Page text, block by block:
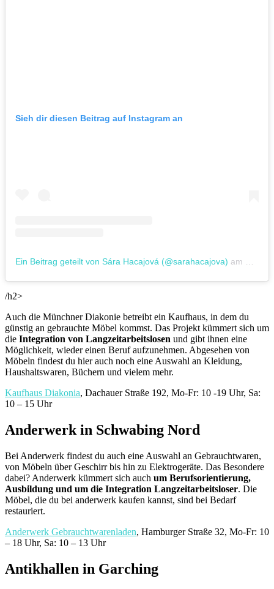
Sieh dir diesen Beitrag auf Instagram an
Ein Beitrag geteilt von Sára Hacajová (@sarahacajova) am Feb
/h2>
Auch die Münchner Diakonie betreibt ein Kaufhaus, in dem du
günstig an gebrauchte Möbel kommst. Das Projekt kümmert sich um
die Integration von Langzeitarbeitslosen und gibt ihnen eine
Möglichkeit, wieder einen Beruf aufzunehmen. Abgesehen von
Möbeln findest du hier auch noch eine Auswahl an Kleidung,
Haushaltswaren, Büchern und vielem mehr.
Kaufhaus Diakonia, Dachauer Straße 192, Mo-Fr: 10 -19 Uhr, Sa:
10 – 15 Uhr
Anderwerk in Schwabing Nord
Bei Anderwerk findest du auch eine Auswahl an Gebrauchtwaren,
von Möbeln über Geschirr bis hin zu Elektrogeräte. Das Besondere
dabei? Anderwerk kümmert sich auch um Berufsorientierung,
Ausbildung und um die Integration Langzeitarbeitsloser. Die
Möbel, die du bei anderwerk kaufen kannst, sind bei Bedarf
restauriert.
Anderwerk Gebrauchtwarenladen, Hamburger Straße 32, Mo-Fr: 10
– 18 Uhr, Sa: 10 – 13 Uhr
Antikhallen in Garching